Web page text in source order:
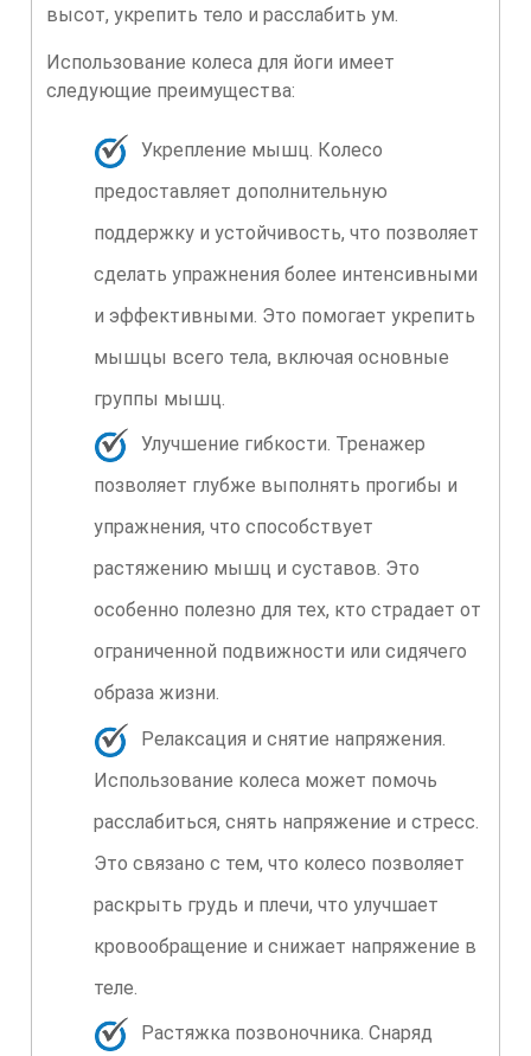
высот, укрепить тело и расслабить ум.
Использование колеса для йоги имеет
следующие преимущества:
Укрепление мышц. Колесо
предоставляет дополнительную
поддержку и устойчивость, что позволяет
сделать упражнения более интенсивными
и эффективными. Это помогает укрепить
мышцы всего тела, включая основные
группы мышц.
Улучшение гибкости. Тренажер
позволяет глубже выполнять прогибы и
упражнения, что способствует
растяжению мышц и суставов. Это
особенно полезно для тех, кто страдает от
ограниченной подвижности или сидячего
образа жизни.
Релаксация и снятие напряжения.
Использование колеса может помочь
расслабиться, снять напряжение и стресс.
Это связано с тем, что колесо позволяет
раскрыть грудь и плечи, что улучшает
кровообращение и снижает напряжение в
теле.
Растяжка позвоночника. Снаряд